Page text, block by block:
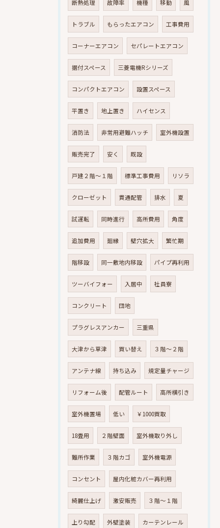
断熱処理 故障率 機種 移動 風
トラブル もらったエアコン 工事費用
コーナーエアコン セパレートエアコン
据付スペース 三菱電機Rシリーズ
コンパクトエアコン 設置スペース
平置き 地上置き ハイセンス
消防法 非常用避難ハッチ 室外機設置
販売完了 安く 既設
戸建２階～１階 標準工事費用 リソラ
クローゼット 貫通配管 排水 夏
試運転 同時進行 高所費用 角度
追加費用 廻縁 壁穴拡大 繁忙期
階移設 同一敷地内移設 パイプ再利用
ツーバイフォー 入居中 社員寮
コンクリート 団地
プラグレスアンカー 三重県
大津から草津 買い替え ３階～２階
アンテナ線 持ち込み 規定量チャージ
リフォーム後 配管ルート 高所横引き
室外機置場 低い ￥1000買取
18畳用 ２階壁面 室外機取り外し
難所作業 ３階カゴ 室外機電源
コンセント 屋内化粧カバー再利用
綺麗仕上げ 激安販売 ３階～１階
上り勾配 外壁塗装 カーテンレール